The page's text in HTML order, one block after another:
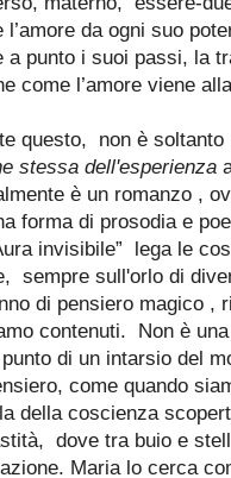
da ogni suo
a punto i suoi passi, la
come l’amore viene
questo,
non è
stessa dell'esperienza
è un romanzo ,
forma di prosodia e
invisibile”
lega le
sempre sull'orlo di
di pensiero magico ,
contenuti.
Non è
di un intarsio del
come quando
della coscienza
dove tra buio e
Maria lo cerca